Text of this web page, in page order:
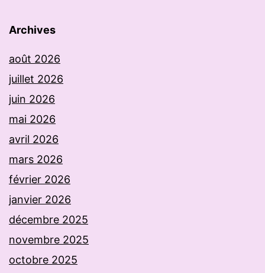
Archives
août 2026
juillet 2026
juin 2026
mai 2026
avril 2026
mars 2026
février 2026
janvier 2026
décembre 2025
novembre 2025
octobre 2025